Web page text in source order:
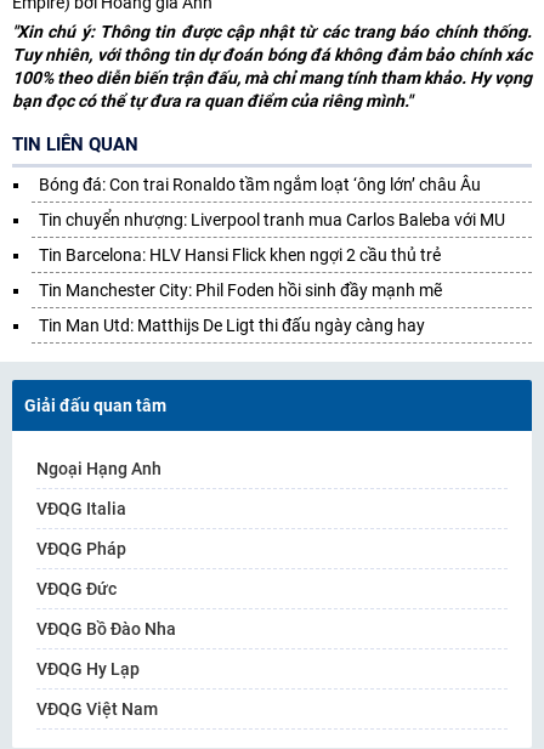
"Xin chú ý: Thông tin được cập nhật từ các trang báo chính thống.
Tuy nhiên, với thông tin dự đoán bóng đá không đảm bảo chính xác
100% theo diễn biến trận đấu, mà chỉ mang tính tham khảo. Hy vọng
bạn đọc có thể tự đưa ra quan điểm của riêng mình."
TIN LIÊN QUAN
Bóng đá: Con trai Ronaldo tầm ngắm loạt ‘ông lớn’ châu Âu
Tin chuyển nhượng: Liverpool tranh mua Carlos Baleba với MU
Tin Barcelona: HLV Hansi Flick khen ngợi 2 cầu thủ trẻ
Tin Manchester City: Phil Foden hồi sinh đầy mạnh mẽ
Tin Man Utd: Matthijs De Ligt thi đấu ngày càng hay
Giải đấu quan tâm
Ngoại Hạng Anh
VĐQG Italia
VĐQG Pháp
VĐQG Đức
VĐQG Bồ Đào Nha
VĐQG Hy Lạp
VĐQG Việt Nam